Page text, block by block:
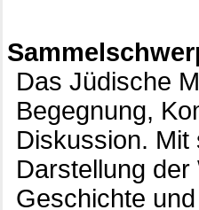
Das Jüdische
Begegnung,
Diskussion.
Darstellung
Geschichte